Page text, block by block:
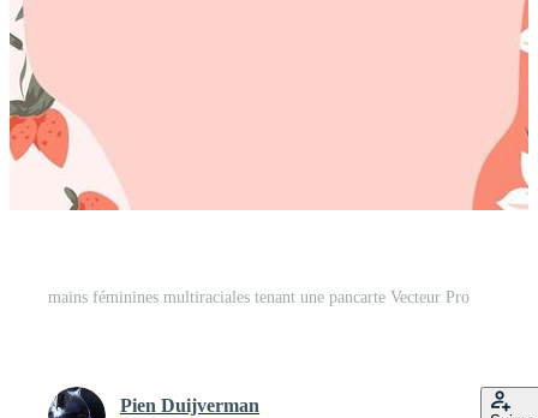
mains féminines multiraciales tenant une pancarte Vecteur Pro
Pien Duijverman